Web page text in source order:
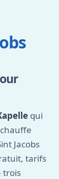
qui
Jacobs
tarifs
trois